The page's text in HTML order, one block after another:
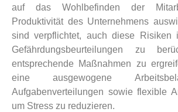
auf das Wohlbefinden der
Produktivität des Unternehmens
sind verpflichtet, auch diese Risiken
Gefährdungsbeurteilungen zu
entsprechende Maßnahmen zu
eine ausgewogene
Aufgabenverteilungen sowie flexible
um Stress zu reduzieren.